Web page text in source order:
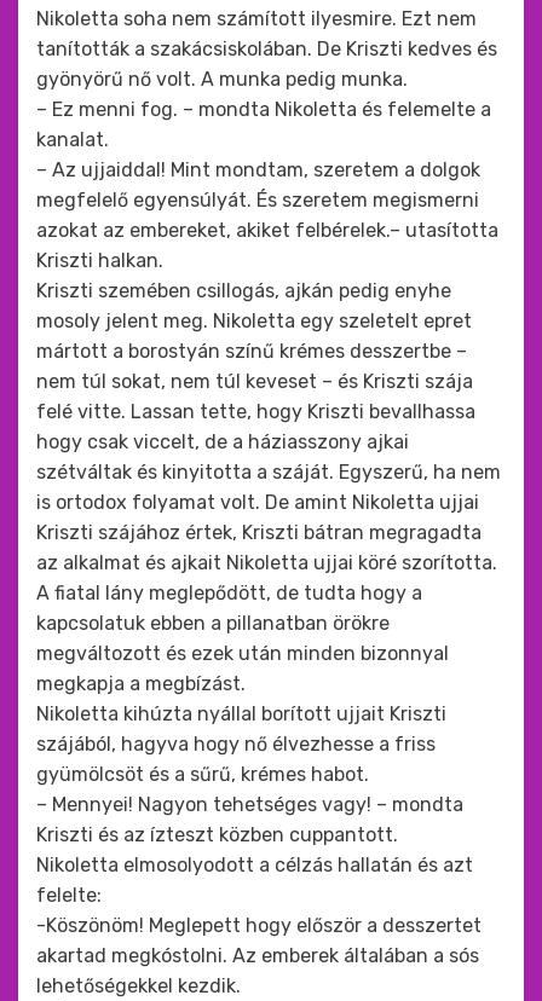
Nikoletta soha nem számított ilyesmire. Ezt nem
tanították a szakácsiskolában. De Kriszti kedves és
gyönyörű nő volt. A munka pedig munka.
– Ez menni fog. – mondta Nikoletta és felemelte a
kanalat.
– Az ujjaiddal! Mint mondtam, szeretem a dolgok
megfelelő egyensúlyát. És szeretem megismerni
azokat az embereket, akiket felbérelek.– utasította
Kriszti halkan.
Kriszti szemében csillogás, ajkán pedig enyhe
mosoly jelent meg. Nikoletta egy szeletelt epret
mártott a borostyán színű krémes desszertbe –
nem túl sokat, nem túl keveset – és Kriszti szája
felé vitte. Lassan tette, hogy Kriszti bevallhassa
hogy csak viccelt, de a háziasszony ajkai
szétváltak és kinyitotta a száját. Egyszerű, ha nem
is ortodox folyamat volt. De amint Nikoletta ujjai
Kriszti szájához értek, Kriszti bátran megragadta
az alkalmat és ajkait Nikoletta ujjai köré szorította.
A fiatal lány meglepődött, de tudta hogy a
kapcsolatuk ebben a pillanatban örökre
megváltozott és ezek után minden bizonnyal
megkapja a megbízást.
Nikoletta kihúzta nyállal borított ujjait Kriszti
szájából, hagyva hogy nő élvezhesse a friss
gyümölcsöt és a sűrű, krémes habot.
– Mennyei! Nagyon tehetséges vagy! – mondta
Kriszti és az ízteszt közben cuppantott.
Nikoletta elmosolyodott a célzás hallatán és azt
felelte:
-Köszönöm! Meglepett hogy először a desszertet
akartad megkóstolni. Az emberek általában a sós
lehetőségekkel kezdik.